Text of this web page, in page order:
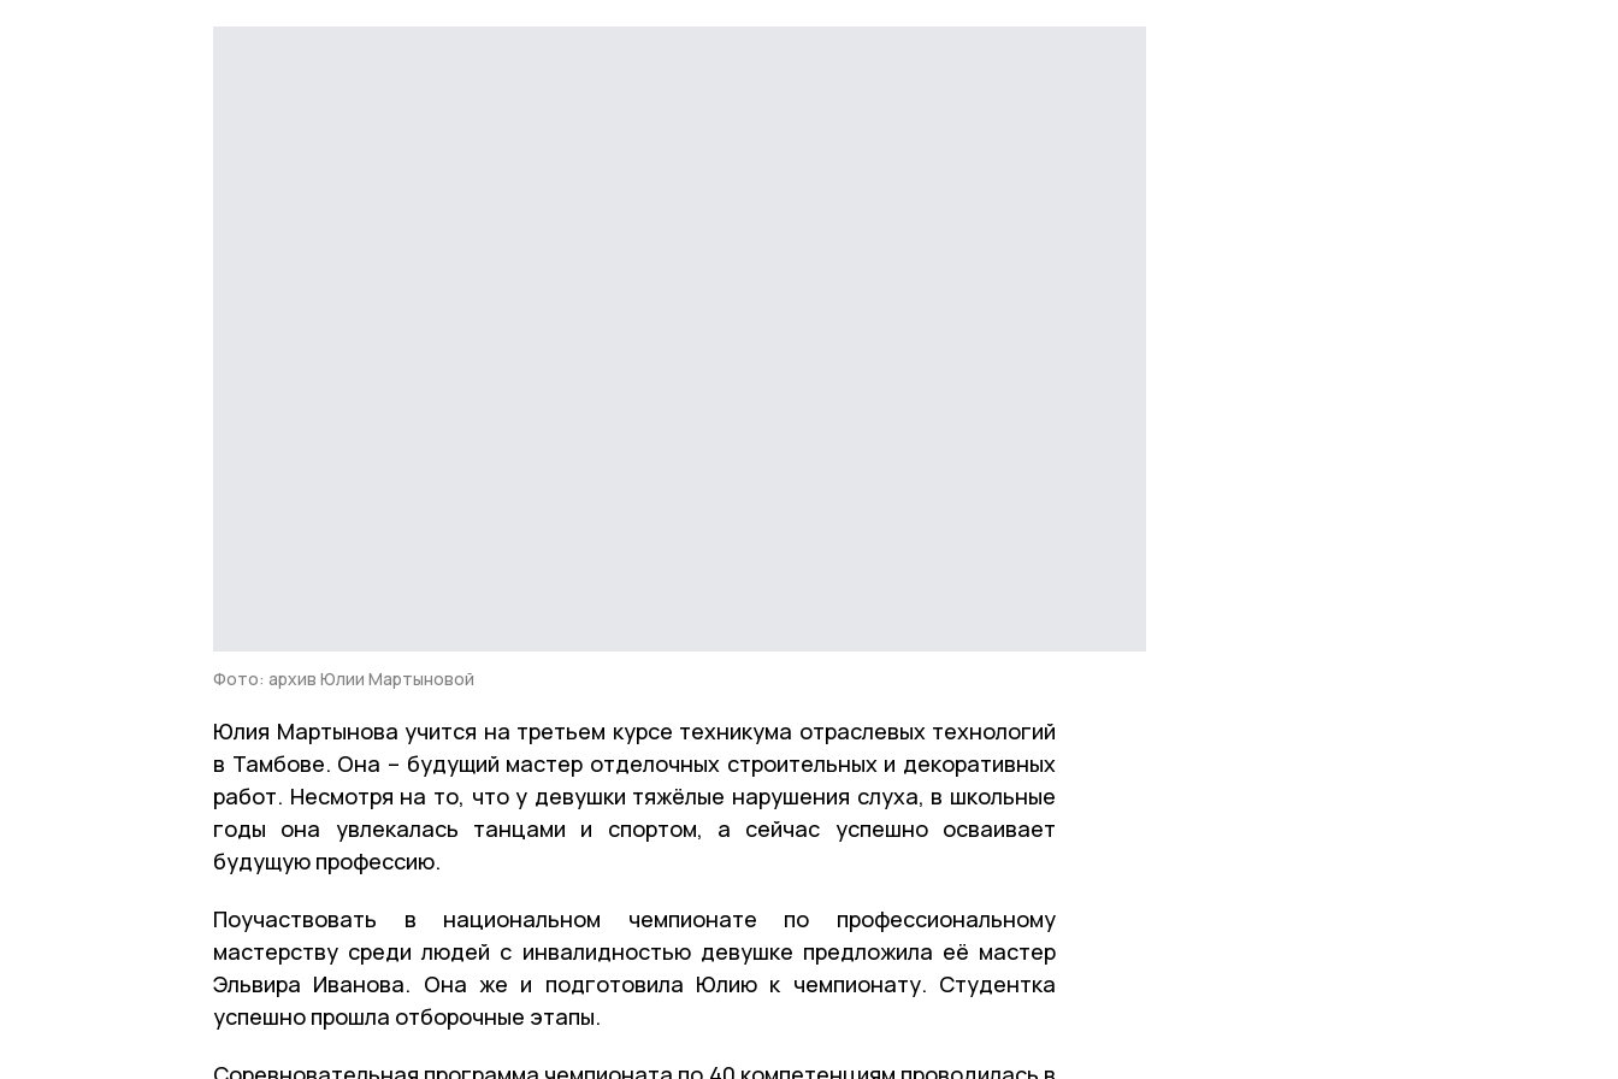
Фото: архив Юлии Мартыновой
Юлия Мартынова учится на третьем курсе техникума отраслевых технологий
в Тамбове. Она – будущий мастер отделочных строительных и декоративных
работ. Несмотря на то, что у девушки тяжёлые нарушения слуха, в школьные
годы она увлекалась танцами и спортом, а сейчас успешно осваивает
будущую профессию.
Поучаствовать в национальном чемпионате по профессиональному
мастерству среди людей с инвалидностью девушке предложила её мастер
Эльвира Иванова. Она же и подготовила Юлию к чемпионату. Студентка
успешно прошла отборочные этапы.